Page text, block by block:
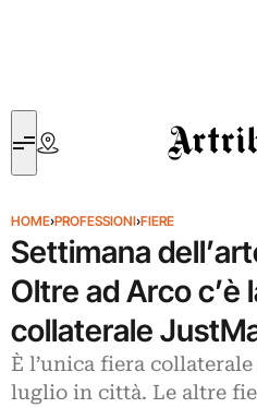
Artribune
HOME›PROFESSIONI›FIERE
Settimana
Oltre ad Arco c’è
collaterale
È l’unica fiera
luglio in città. Le altre